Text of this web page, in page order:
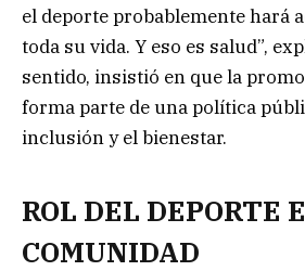
el deporte probablemente hará
toda su vida. Y eso es salud”,
sentido, insistió en que la
forma parte de una política
inclusión y el bienestar.
ROL DEL DEPORTE
COMUNIDAD